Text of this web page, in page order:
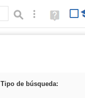
Búsqueda avanzada
Ayuda
(en
Tipo de búsqueda: